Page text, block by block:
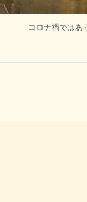
コロナ禍ではあ